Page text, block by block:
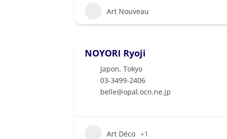
Art Nouveau
NOYORI Ryoji
Japon,Tokyo
03-3499-2406
belle@opal.ocn.ne.jp
Art Déco +1